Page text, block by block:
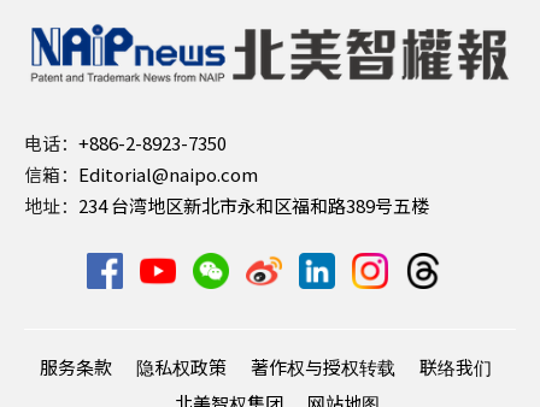
电话： +886-2-8923-7350
信箱： Editorial@naipo.com
地址： 234 台湾地区新北市永和区福和路389号五楼
服务条款 隐私权政策 著作权与授权转载
联络我们